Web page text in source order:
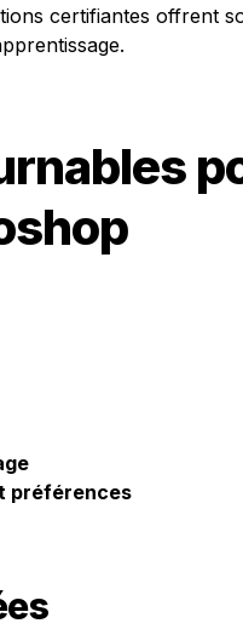
certifiantes offrent
préférences